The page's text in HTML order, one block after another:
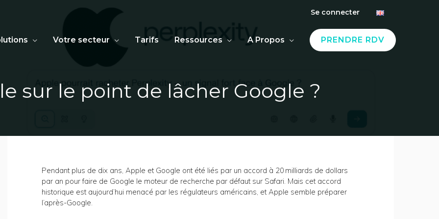
Se connecter
Votre secteur Tarifs Ressources A Propos PRENDRE RDV
sur le point de lâcher Google ?
Pendant plus de dix ans, Apple et Google ont été liés par un accord à 20 milliards de dollars
par an pour faire de Google le moteur de recherche par défaut sur Safari. Mais cet accord
historique est aujourd’hui menacé par les régulateurs américains, et Apple semble préparer
l’après-Google.